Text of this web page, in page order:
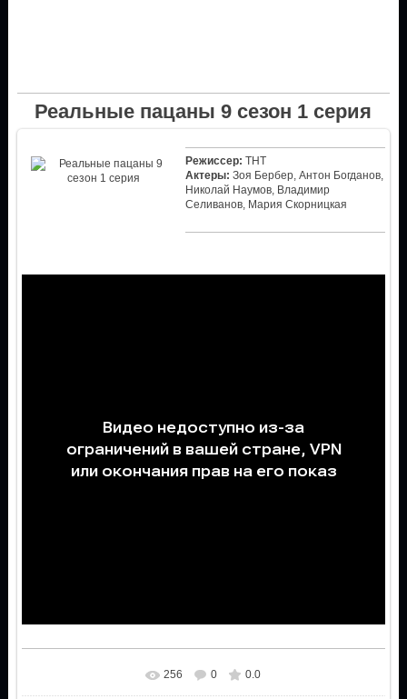
Реальные пацаны 9 сезон 1 серия
Режиссер: ТНТ
Актеры: Зоя Бербер, Антон Богданов,
Николай Наумов, Владимир
Селиванов, Мария Скорницкая
256 0 0.0